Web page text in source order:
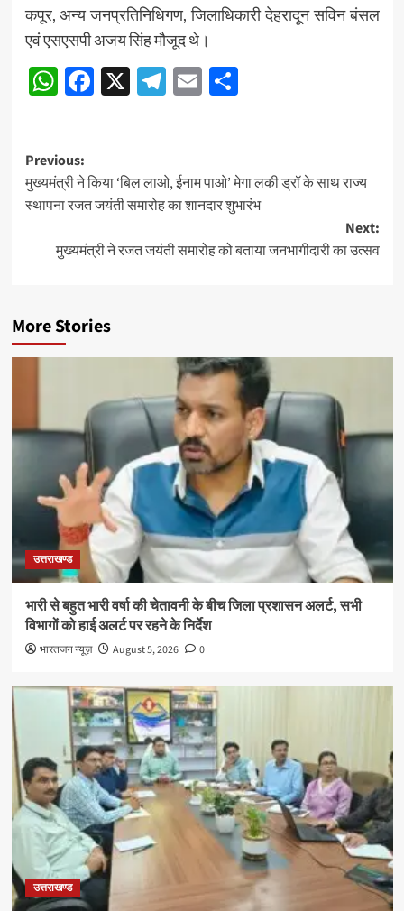
कपूर, अन्य जनप्रतिनिधिगण, जिलाधिकारी देहरादून सविन बंसल
एवं एसएसपी अजय सिंह मौजूद थे।
WhatsApp
Facebook
X Telegram
EmailShare
Post
navigation
Previous:
मुख्यमंत्री ने किया ‘बिल लाओ, ईनाम पाओ’ मेगा लकी ड्रॉ के साथ राज्य
स्थापना रजत जयंती समारोह का शानदार शुभारंभ
Next:
मुख्यमंत्री ने रजत जयंती समारोह को बताया जनभागीदारी का उत्सव
More Stories
उत्तराखण्ड
भारी से बहुत भारी वर्षा की चेतावनी के बीच जिला प्रशासन अलर्ट, सभी
विभागों को हाई अलर्ट पर रहने के निर्देश
भारतजन न्यूज़ August 5, 2026 0
उत्तराखण्ड